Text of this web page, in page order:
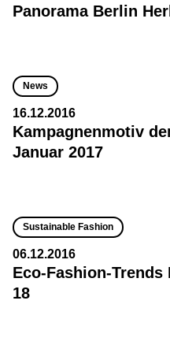
Panorama Berlin
News
16.12.2016
Kampagnenmotiv
Januar 2017
Sustainable Fashion
06.12.2016
Eco-Fashion-Trends
18